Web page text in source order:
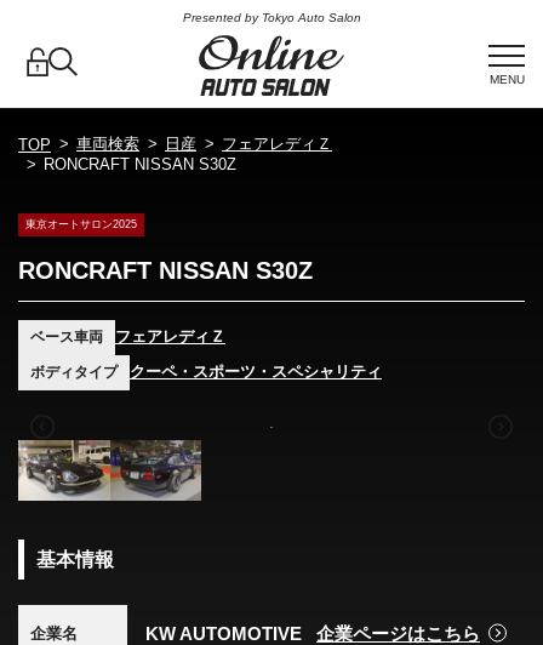
Presented by Tokyo Auto Salon
MENU
TOP 車両検索 日産
フェアレディＺ
RONCRAFT NISSAN S30Z
東京オートサロン2025
RONCRAFT NISSAN S30Z
ベース車両 フェアレディＺ
ボディタイプ クーペ・スポーツ・スペシャリティ
基本情報
企業名 KW AUTOMOTIVE 企業ページはこちら